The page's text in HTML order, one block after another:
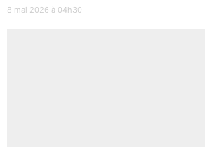
8 mai 2026 à 04h30